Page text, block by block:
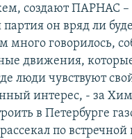
создают ПАРНАС –
он вряд ли
много говорилось,
движения,
люди чувствуют
интерес, - за
в Петербурге
по встречной